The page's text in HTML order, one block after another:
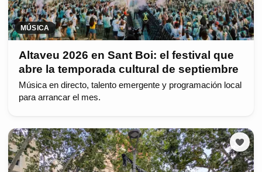
MÚSICA
Altaveu 2026 en Sant Boi: el festival que
abre la temporada cultural de septiembre
Música en directo, talento emergente y programación local
para arrancar el mes.